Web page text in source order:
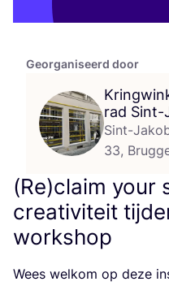
Georganiseerd door
rad Sint-
Sint-
33,
(Re)claim your
creativiteit
workshop
Wees wel­kom op deze